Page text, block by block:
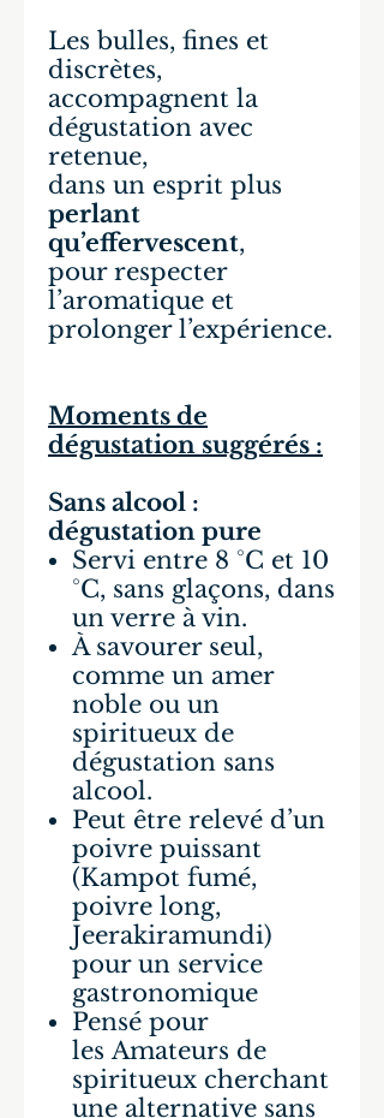
Les bulles, fines et
discrètes,
accompagnent la
dégustation avec
retenue,
dans un esprit plus
perlant
qu’effervescent,
pour respecter
l’aromatique et
prolonger l’expérience.
Moments de
dégustation suggérés :
Sans alcool :
dégustation pure
Servi entre 8 °C et 10
°C, sans glaçons, dans
un verre à vin.
À savourer seul,
comme un amer
noble ou un
spiritueux de
dégustation sans
alcool.
Peut être relevé d’un
poivre puissant
(Kampot fumé,
poivre long,
Jeerakiramundi)
pour un service
gastronomique
Pensé pour
les Amateurs de
spiritueux cherchant
une alternative sans